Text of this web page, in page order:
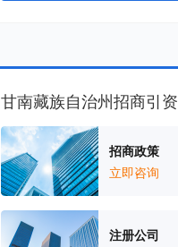
甘南藏族自治州招商引资
招商政策
立即咨询
注册公司